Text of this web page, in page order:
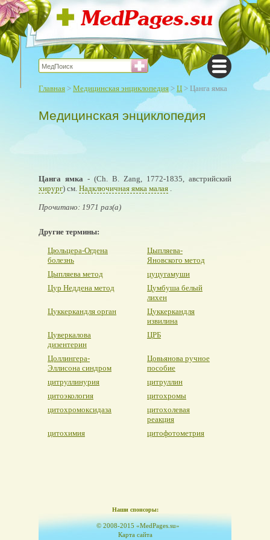
Главная > Медицинская энциклопедия > Ц > Цанга ямка
Медицинская энциклопедия
Цанга ямка - (Ch. В. Zang, 1772-1835, австрийский
хирург) см. Надключичная ямка малая .
Прочитано: 1971 раз(а)
Другие термины:
Цюльцера-Огдена
болезнь
Цыпляева-
Яновского метод
Цыпляева метод
цуцугамуши
Цур Неддена метод
Цумбуша белый
лихен
Цуккеркандля орган
Цуккеркандля
извилина
Цуверкалова
дизентерин
ЦРБ
Цоллингера-
Эллисона синдром
Цовьянова ручное
пособие
цитруллинурия
цитруллин
цитоэкология
цитохромы
цитохромоксидаза
цитохолевая
реакция
цитохимия
цитофотометрия
Наши спонсоры:
© 2008-2015 «MedPages.su»
Карта сайта